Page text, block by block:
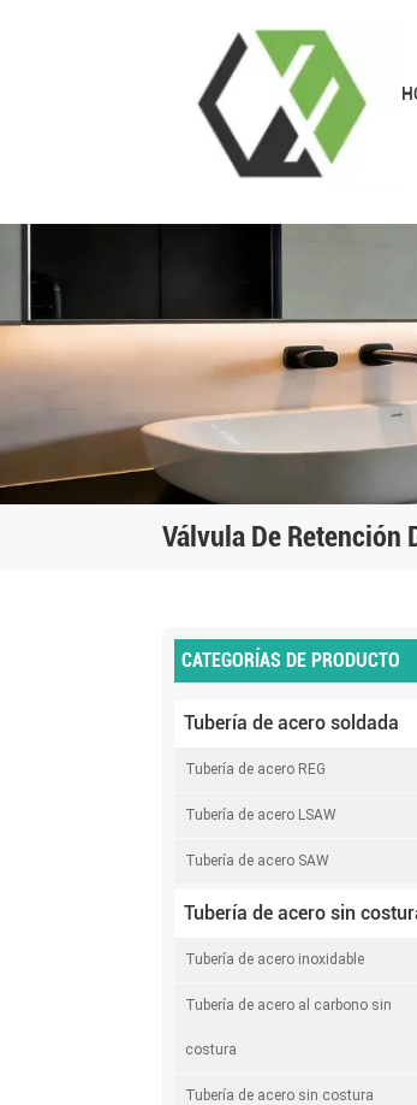
Válvula De Retención
CATEGORÍAS DE PRODUCTO
Tubería de acero soldada
Tubería de acero REG
Tubería de acero LSAW
Tubería de acero SAW
Tubería de acero sin
Tubería de acero inoxidable
Tubería de acero al carbono sin
costura
Tubería de acero sin costura